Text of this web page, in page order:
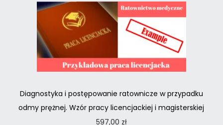
Diagnostyka i postępowanie ratownicze w przypadku
odmy prężnej. Wzór pracy licencjackiej i magisterskiej
597,00 zł